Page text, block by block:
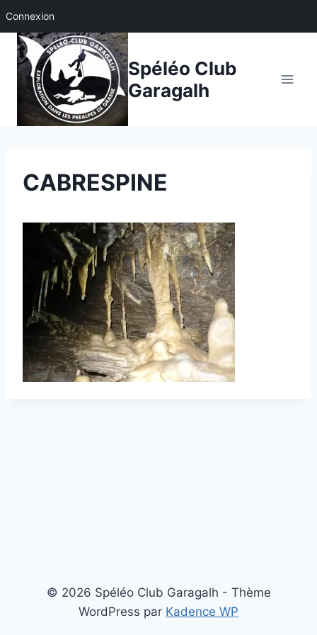
Connexion
Aller
contenu
Spéléo Club
Garagalh
CABRESPINE
© 2026 Spéléo Club Garagalh - Thème
WordPress par Kadence WP